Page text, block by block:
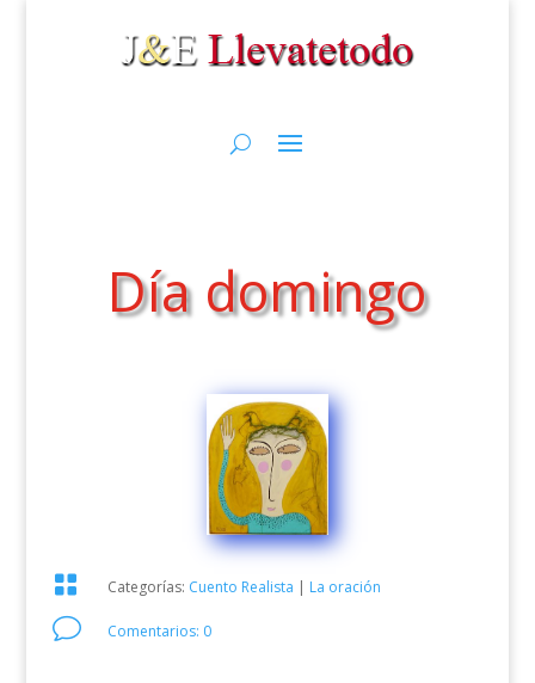
Día domingo
 Categorías: Cuento Realista | La oración
v Comentarios: 0